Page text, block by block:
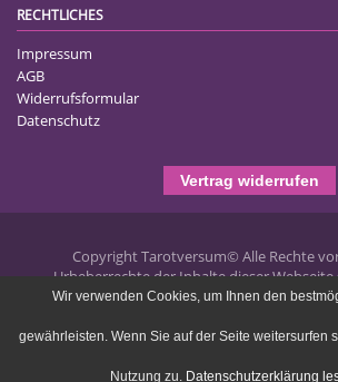
RECHTLICHES
Impressum
AGB
Widerrufsformular
Datenschutz
Vertrag widerrufen
Copyright Tarotversum© Alle Rechte
Urheberrechte der Inhalte dieser
publizierten Texte liegen bei
Wir verwenden Cookies, um Ihnen den
gewährleisten. Wenn Sie auf der Seite weitersurfen
Nutzung zu. Datenschutzerklärung